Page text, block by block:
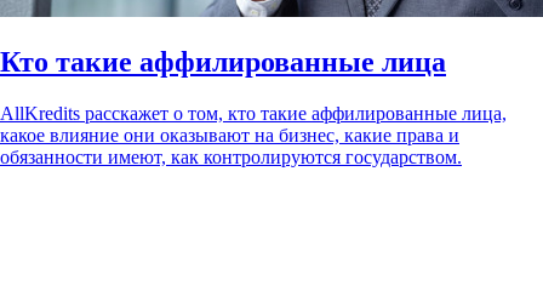
Кто такие аффилированные лица
AllKredits расскажет о том, кто такие аффилированные лица,
какое влияние они оказывают на бизнес, какие права и
обязанности имеют, как контролируются государством.